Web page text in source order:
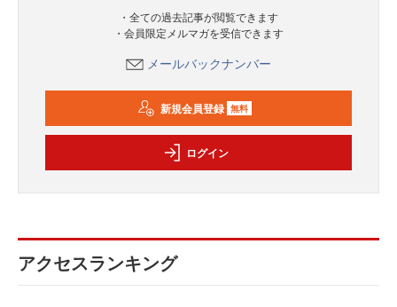
・全ての過去記事が閲覧できます
・会員限定メルマガを受信できます
メールバックナンバー
新規会員登録 無料
ログイン
アクセスランキング